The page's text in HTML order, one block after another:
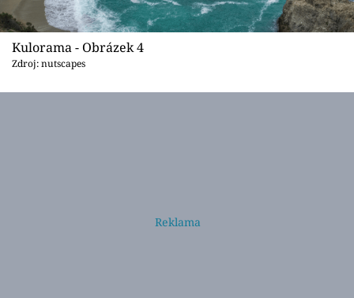
Kulorama - Obrázek 4
Zdroj: nutscapes